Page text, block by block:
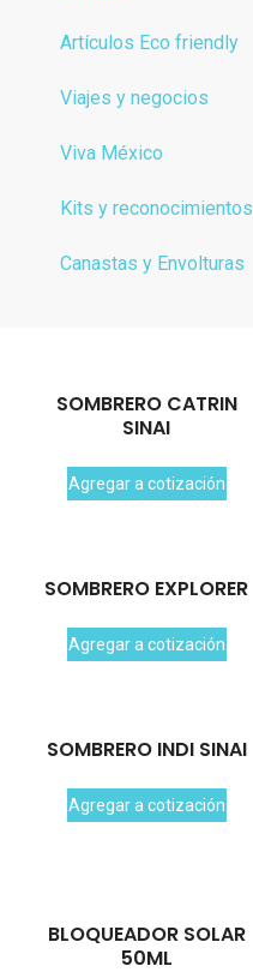
SOMBRERO CATRIN
SINAI
Agregar a cotización
SOMBRERO EXPLORER
Agregar a cotización
SOMBRERO INDI SINAI
Agregar a cotización
BLOQUEADOR SOLAR
50ML
Artículos Eco friendly
Viajes y negocios
Viva México
Kits y reconocimientos
Canastas y Envolturas